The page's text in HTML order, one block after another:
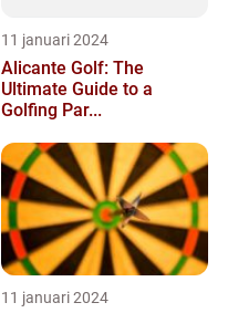
11 januari 2024
Alicante Golf: The
Ultimate Guide to a
Golfing Par...
11 januari 2024